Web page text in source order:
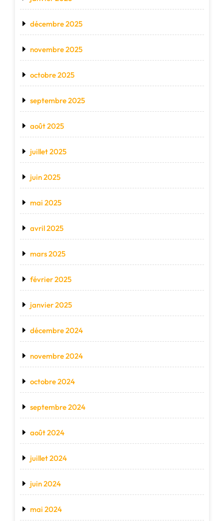
décembre 2025
novembre 2025
octobre 2025
septembre 2025
août 2025
juillet 2025
juin 2025
mai 2025
avril 2025
mars 2025
février 2025
janvier 2025
décembre 2024
novembre 2024
octobre 2024
septembre 2024
août 2024
juillet 2024
juin 2024
mai 2024